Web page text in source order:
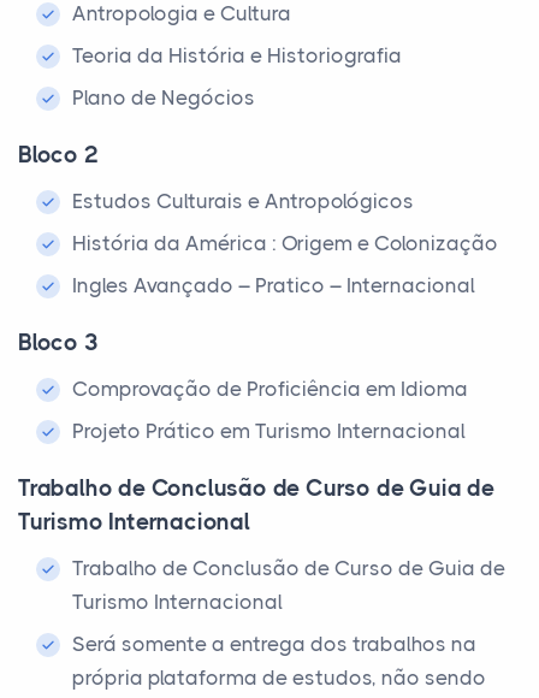
Antropologia e Cultura
Teoria da História e Historiografia
Plano de Negócios
Bloco 2
Estudos Culturais e Antropológicos
História da América : Origem e Colonização
Ingles Avançado – Pratico – Internacional
Bloco 3
Comprovação de Proficiência em Idioma
Projeto Prático em Turismo Internacional
Trabalho de Conclusão de Curso de Guia de
Turismo Internacional
Trabalho de Conclusão de Curso de Guia de
Turismo Internacional
Será somente a entrega dos trabalhos na
própria plataforma de estudos, não sendo